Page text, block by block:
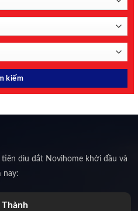
dìu dắt Novihome khởi đầu và
nay:
Thành